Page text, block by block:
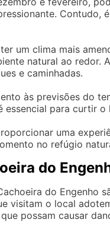
Contudo,
um clima mais
natural ao redor.
e caminhadas.
às previsões do
essencial para curtir o
uma
no refúgio
do
do Engenho
visitam o local
possam causar